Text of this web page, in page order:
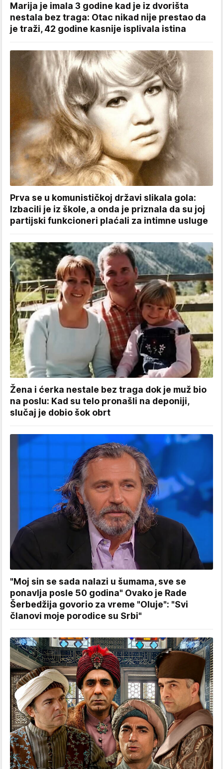
Marija je imala 3 godine kad je iz dvorišta
nestala bez traga: Otac nikad nije prestao da
je traži, 42 godine kasnije isplivala istina
Prva se u komunističkoj državi slikala gola:
Izbacili je iz škole, a onda je priznala da su joj
partijski funkcioneri plaćali za intimne usluge
Žena i ćerka nestale bez traga dok je muž bio
na poslu: Kad su telo pronašli na deponiji,
slučaj je dobio šok obrt
"Moj sin se sada nalazi u šumama, sve se
ponavlja posle 50 godina" Ovako je Rade
Šerbedžija govorio za vreme "Oluje": "Svi
članovi moje porodice su Srbi"